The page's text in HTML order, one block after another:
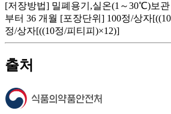
[저장방법] 밀폐용기,실온(1～30℃)보
부터 36 개월 [포장단위] 100정/상자
정/상자[((10정/피티피)×12)]
출처